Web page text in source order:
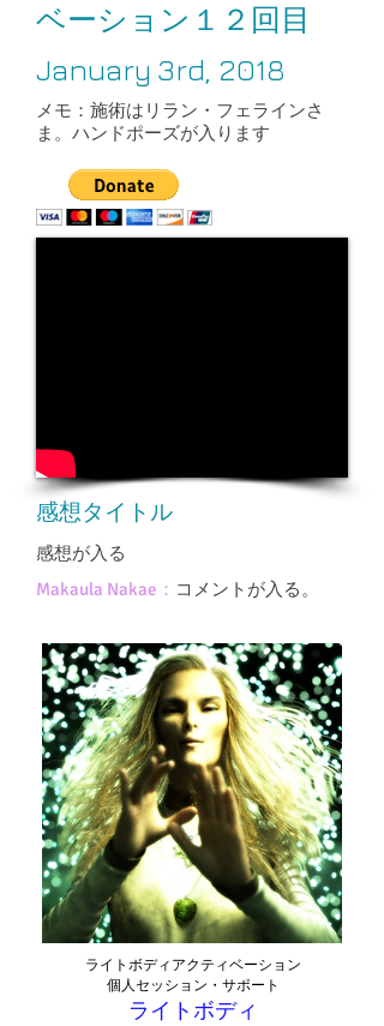
ベーション１２回目
January 3rd, 2018​
メモ：施術はリラン・フェラインさ
ま。ハンドポーズが入ります
感想タイトル
感想が入る
Makaula Nakae： コメントが入る。
ライトボディアクティベーション
個人セッション・サポート
ライトボディ